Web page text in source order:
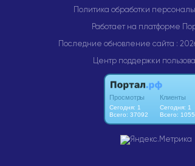
Политика обработки
Работает на платформе
Последние обновление сайта :
Центр поддержки